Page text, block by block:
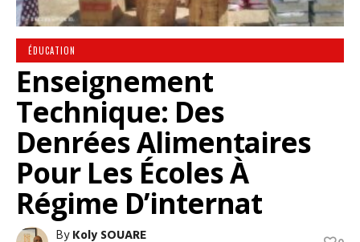
ÉDUCATION
Enseignement
Technique: Des
Denrées Alimentaires
Pour Les Écoles À
Régime D’internat
ByKoly SOUARE